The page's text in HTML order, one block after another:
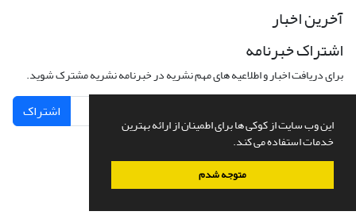
این وب سایت از کوکی ها برای اطمینان از ارائه بهترین
خدمات استفاده می کند.
متوجه شدم
آخرین اخبار
اشتراک خبرنامه
برای دریافت اخبار و اطلاعیه های مهم نشریه در خبرنامه نشریه مشترک شوید.
اشتراک
سامانه مدیریت نشریات علمی.طراحی و پیاده سازی ازسیناوب